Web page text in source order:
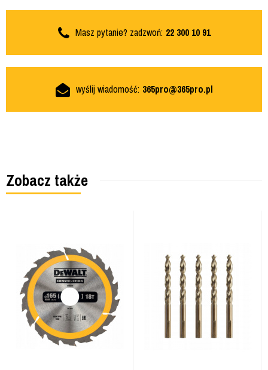
Masz pytanie? zadzwoń: 22 300 10 91
wyślij wiadomość: 365pro@365pro.pl
Zobacz także